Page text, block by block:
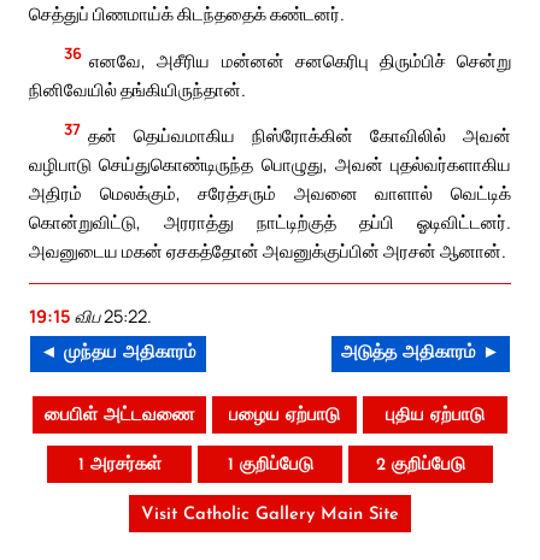
செத்துப் பிணமாய்க் கிடந்ததைக் கண்டனர்.
36 எனவே, அசீரிய மன்னன் சனகெரிபு திரும்பிச் சென்று
நினிவேயில் தங்கியிருந்தான்.
37 தன் தெய்வமாகிய நிஸ்ரோக்கின் கோவிலில் அவன்
வழிபாடு செய்துகொண்டிருந்த பொழுது, அவன் புதல்வர்களாகிய
அதிரம் மெலக்கும், சரேத்சரும் அவனை வாளால் வெட்டிக்
கொன்றுவிட்டு, அரராத்து நாட்டிற்குத் தப்பி ஓடிவிட்டனர்.
அவனுடைய மகன் ஏசகத்தோன் அவனுக்குப்பின் அரசன் ஆனான்.
19:15 விப 25:22.
◄ முந்தய அதிகாரம் அடுத்த அதிகாரம் ►
பைபிள் அட்டவணை பழைய ஏற்பாடு புதிய ஏற்பாடு
1 அரசர்கள் 1 குறிப்பேடு 2 குறிப்பேடு
Visit Catholic Gallery Main Site